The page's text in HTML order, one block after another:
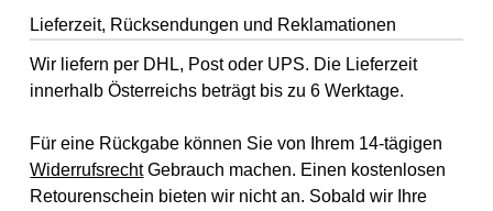
Lieferzeit, Rücksendungen und Reklamationen
Wir liefern per DHL, Post oder UPS. Die Lieferzeit
innerhalb Österreichs beträgt bis zu 6 Werktage.
Für eine Rückgabe können Sie von Ihrem 14-tägigen
WiderrufsrechtGebrauch machen. Einen kostenlosen
Retourenschein bieten wir nicht an. Sobald wir Ihre